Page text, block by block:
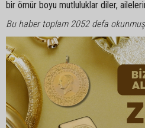
bir ömür boyu mutluluklar diler,
Bu haber toplam 2052 defa